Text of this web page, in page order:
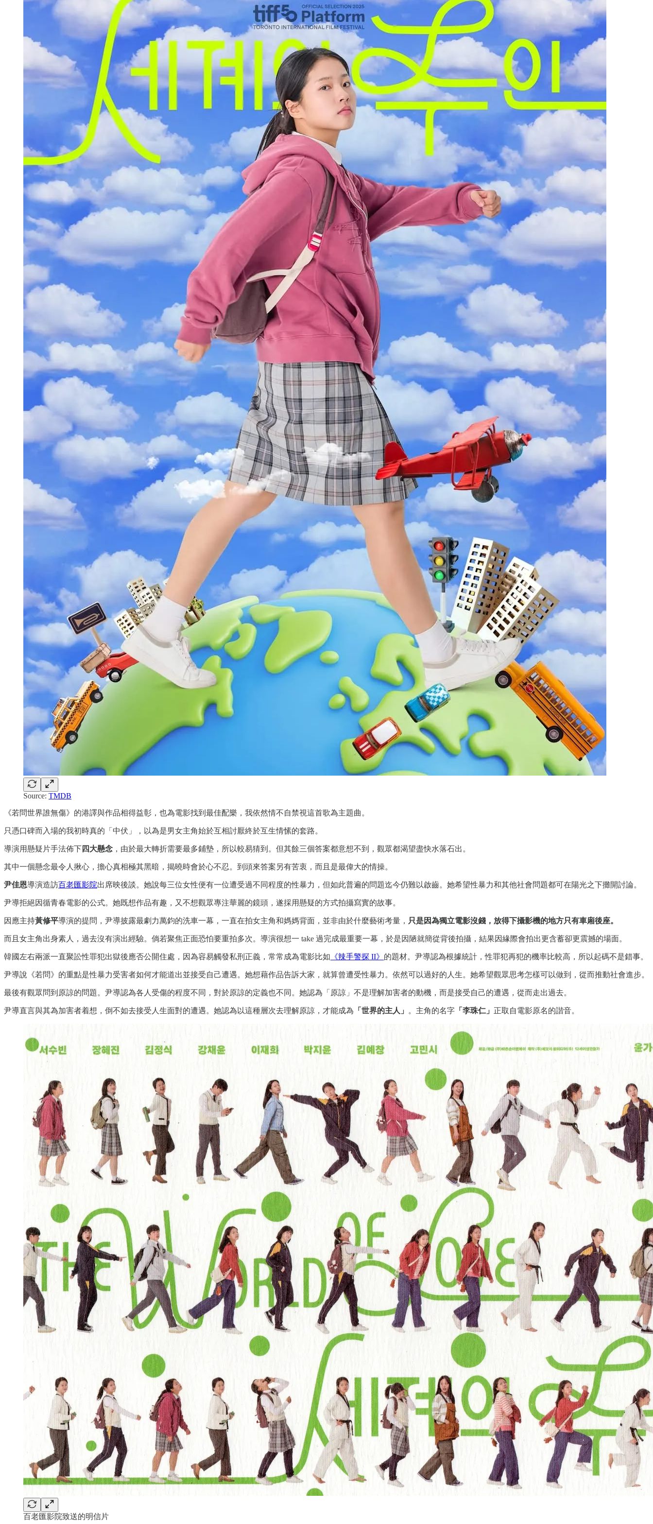
Source: TMDB
《若問世界誰無傷》的港譯與作品相得益彰，也為電影找到最佳配樂，我依然情不自禁視這首歌為主題曲。
只憑口碑而入場的我初時真的「中伏」，以為是男女主角始於互相討厭終於互生情愫的套路。
導演用懸疑片手法佈下四大懸念 ，由於最大轉折需要最多鋪墊，所以較易猜到。但其餘三個答案都意想不到，觀眾都渴望盡快水落石出。
其中一個懸念最令人揪心，擔心真相極其黑暗，揭曉時會於心不忍。到頭來答案另有苦衷，而且是最偉大的情操。
尹佳恩導演造訪百老匯影院出席映後談。她說每三位女性便有一位遭受過不同程度的性暴力，但如此普遍的問題迄今仍難以啟齒。她希望性暴力和其他社會問題都可在陽光之下攤開討論。
尹導拒絕因循青春電影的公式。她既想作品有趣，又不想觀眾專注華麗的鏡頭，遂採用懸疑的方式拍攝寫實的故事。
因應主持黃修平導演的提問，尹導披露最劇力萬鈞的洗車一幕，一直在拍女主角和媽媽背面，並非由於什麼藝術考量， 只是因為獨立電影沒錢，放得下攝影機的地方只有車廂後座。
而且女主角出身素人，過去沒有演出經驗。倘若聚焦正面恐怕要重拍多次。導演很想一 take 過完成最重要一幕，於是因陋就簡從背後拍攝，結果因緣際會拍出更含蓄卻更震撼的場面。
韓國左右兩派一直聚訟性罪犯出獄後應否公開住處，因為容易觸發私刑正義，常常成為電影比如 《辣手警探 II》 的題材。尹導認為根據統計，性罪犯再犯的機率比較高，所以起碼不是錯事。
尹導說《若問》的重點是性暴力受害者如何才能道出並接受自己遭遇。她想藉作品告訴大家，就算曾遭受性暴力。依然可以過好的人生。她希望觀眾思考怎樣可以做到，從而推動社會進步。
最後有觀眾問到原諒的問題。尹導認為各人受傷的程度不同，對於原諒的定義也不同。她認為「原諒」不是理解加害者的動機，而是接受自己的遭遇，從而走出過去。
尹導直言與其為加害者着想，倒不如去接受人生面對的遭遇。她認為以這種層次去理解原諒，才能成為 「世界的主人」 。主角的名字 「李珠仁」 正取自電影原名的諧音。
百老匯影院致送的明信片